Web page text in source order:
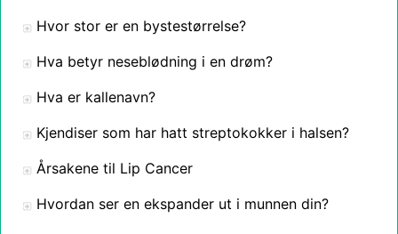
Hvor stor er en bystestørrelse?
Hva betyr neseblødning i en drøm?
Hva er kallenavn?
Kjendiser som har hatt streptokokker i halsen?
Årsakene til Lip Cancer
Hvordan ser en ekspander ut i munnen din?